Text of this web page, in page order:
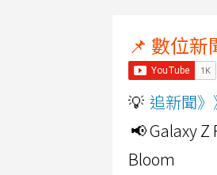
📌 數位新
💡 追新聞
📢 Galaxy
Bloom